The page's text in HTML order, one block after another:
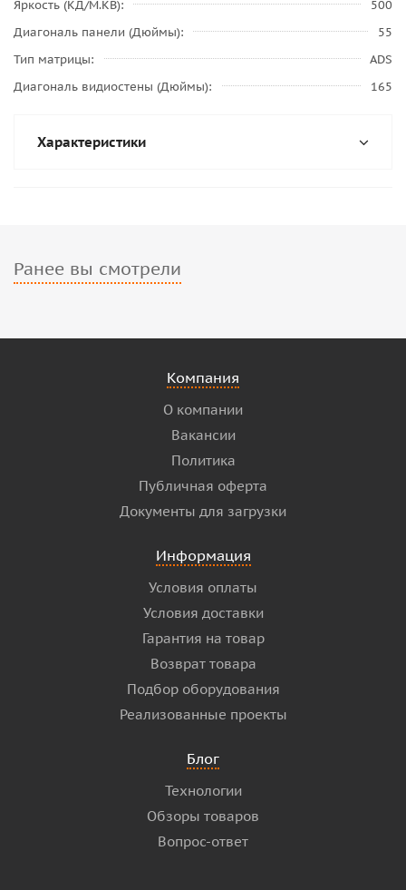
Яркость (КД/М.КВ)
500
Диагональ панели (Дюймы)
55
Тип матрицы
ADS
Диагональ видиостены (Дюймы)
165
Характеристики
Ранее вы смотрели
Компания
О компании
Вакансии
Политика
Публичная оферта
Документы для загрузки
Информация
Условия оплаты
Условия доставки
Гарантия на товар
Возврат товара
Подбор оборудования
Реализованные проекты
Блог
Технологии
Обзоры товаров
Вопрос-ответ